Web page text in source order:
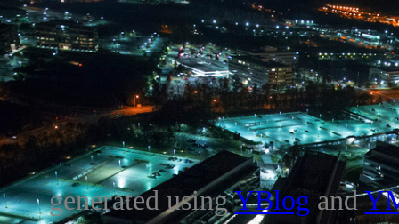
generated usingYBlog and